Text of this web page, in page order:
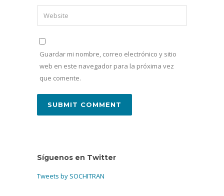
Guardar mi nombre, correo electrónico y sitio
web en este navegador para la próxima vez
que comente.
Síguenos en Twitter
Tweets by SOCHITRAN